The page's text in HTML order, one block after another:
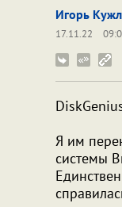
Игорь
17.11.22
Я им
системы